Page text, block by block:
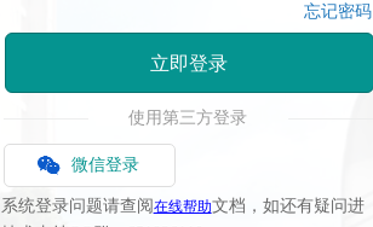
忘记密码
立即登录
使用第三方登录
微信登录
系统登录问题请查阅在线帮助文档，如还有疑问进